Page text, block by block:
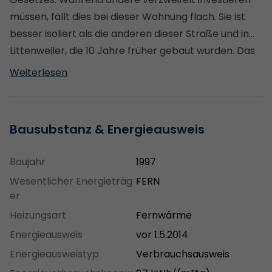
müssen, fällt dies bei dieser Wohnung flach. Sie ist
besser isoliert als die anderen dieser Straße und in
Littenweiler, die 10 Jahre früher gebaut wurden. Das
sieht man schon an der Energieklasse, die mit 87 und
Preisvorteil der schlecht isolierten Wohnungen
Anlage befindet sich in einem außergewöhnlichem
Zustand. Im Preis ist alles inbegriffen,
Maklergebühren gibt es nicht. Das Wohnzimmer ist
29 qm groß, Schlaf- und Kinderzimmer sind dafür
klein. Preislich bin ich flexibel aber diese Wohnung ist
auch besser als einiges, was hier demnächst und
Weiterlesen
Bausubstanz & Energieausweis
Baujahr
1997
Wesentlicher Energieträg
er
FERN
Heizungsart
Fernwärme
Energieausweis
vor 1.5.2014
Energieausweistyp
Verbrauchsausweis